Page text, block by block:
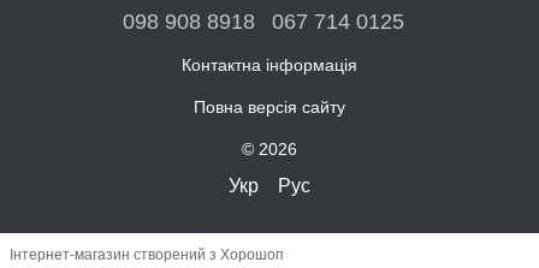
098 908 8918 067 714 0125
Контактна інформація
Повна версія сайту
© 2026
Укр Рус
Інтернет-магазин створений з Хорошоп